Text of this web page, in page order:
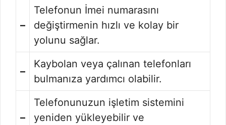
–
Telefonun İmei numarasını
değiştirmenin hızlı ve kolay bir
yolunu sağlar.
–
Kaybolan veya çalınan telefonları
bulmanıza yardımcı olabilir.
–
Telefonunuzun işletim sistemini
yeniden yükleyebilir ve